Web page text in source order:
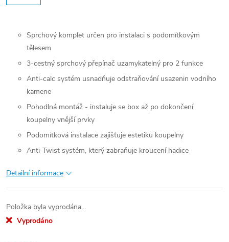
Sprchový komplet určen pro instalaci s podomítkovým
tělesem
3-cestný sprchový přepínač uzamykatelný pro 2 funkce
Anti-calc systém usnadňuje odstraňování usazenin vodního
kamene
Pohodlná montáž - instaluje se box až po dokončení
koupelny vnější prvky
Podomítková instalace zajišťuje estetiku koupelny
Anti-Twist systém, který zabraňuje kroucení hadice
Detailní informace
Položka byla vyprodána…
Vyprodáno